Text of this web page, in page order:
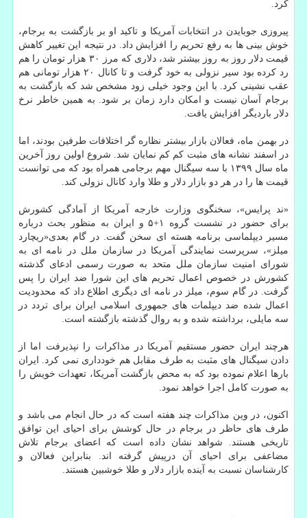
کرد.
پیروزی جوبایدن در انتخابات آمریکا و تاکید او بر بازگشت به برجام،
خوش بینی ها به رفع تحریم را افزایش داد. در نتیجه این تغییر کاهش
قیمت دلار روز به روز بیشتر شد، دلاری که مرز ۳۰ هزار تومان را هم
رد کرده بود سیر نزولی به خود گرفت و تا کانال ۲۰ هزار تومانی هم
عقب نشینی کرد. با این وجود خیلی زود مشخص شد که بازگشت به
برجام آسان نیست و امکان دارد زمان بر شود. به همین خاطر نرخ
دلار باردیگر افزایش یافت.
در بهمن ماه، فعالان بازار بیشتر نظاره گر اختلافات طرفین بودند، اما
در اسفند نشانه های مثبت کم کم نمایان شد. شروع اولین روز آخرین
ماه سال ۱۳۹۹ با سه سیگنال مهم برجامی همراه بود که می توانست
قیمت ها را در هر دو بازار دلار و طلا وارد کانال نزولی کند.
«ند پرایس»، سخنگوی وزارت خارجه آمریکا از آمادگی کشورش
برای حضور در نشست گروه ۱+۵ و ایران به منظور بحث درباره
مسیر دیپلماسی برنامه هسته ای سخن گفت. در گام بعدی«ریچارد
میلز»، سرپرست نمایندگی آمریکا در سازمان ملل در نامه ای به
شورای امنیت سازمان ملل متحد به صورت رسمی ادعای گذشته
کشورش در خصوص اعمال تحریم های این شورا ضد ایران را پس
گرفت. در گام سوم، میلز در نامه ای دیگری اطلاع داد که محدودیت
اعمال شده ضد دیپلمات های جمهوری اسلامی ایران برای تردد در
سه مایلی، برداشته شده و به روال گذشته بازگشته است.
هرچند ایران حضور مستقیم آمریکا در مذاکرات را نپذیرفت اما از
دادن سیگنال های مثبت به طرف مقابل هم خودداری نمی کرد. ایران
بارها اعلام نموده بود که به محض بازگشت آمریکا، تعهدات خویش را
به صورت کامل اجرا خواهد نمود.
اکنون، در وین مذاکرات چند هفته است که در حال انجام می باشد و
طرف های حاظر در برجام در حال کوشش برای احیای این توافق
تاریخی هستند. شواهد نشان داده است که اعضای برجام تلاش
مضاعفی برای احیای آن درپیش گرفته اند. بنابراین فعالان و
کارشناسان نسبت به آینده بازار دلار و طلا خوشبین هستند.